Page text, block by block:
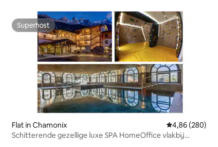
Superhost
Superhost
Flat in Chamonix Gemiddelde
4,86 (280)
Schitterende gezellige luxe SPA HomeOffice vlakbij